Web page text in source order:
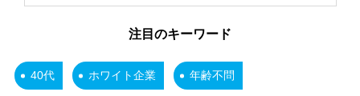
注目のキーワード
40代 ホワイト企業 年齢不問